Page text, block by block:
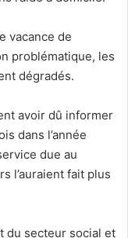
vacance de
problématique, les
dégradés.
avoir dû informer
dans l’année
due au
l’auraient fait plus
du secteur social et